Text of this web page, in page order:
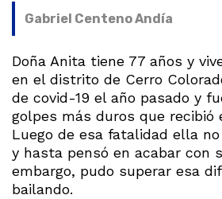
Gabriel Centeno Andía
Doña Anita tiene 77 años y
en el distrito de Cerro
de covid-19 el año pasado y
golpes más duros que recibió
Luego de esa fatalidad ella
y hasta pensó en acabar con
embargo, pudo superar esa
bailando.